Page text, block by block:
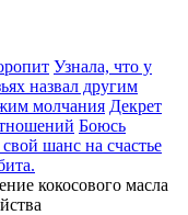
Узнала, что у
назвал другим
молчания Декрет
Боюсь
шанс на счастье
кокосового масла